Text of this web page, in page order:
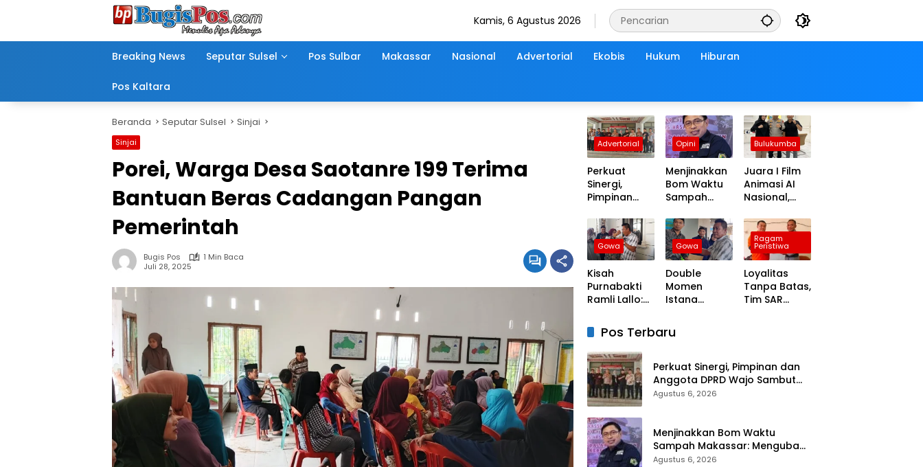
Kamis, 6 Agustus 2026
Breaking News Seputar Sulsel Pos Sulbar Makassar Nasional Advertorial Ekobis Hukum Hiburan
Pos Kaltara
Beranda Seputar Sulsel Sinjai
Sinjai
Porei, Warga Desa Saotanre 199 Terima
Bantuan Beras Cadangan Pangan
Pemerintah
Bugis Pos
1 Min Baca
Juli 28, 2025
Advertorial
Perkuat
Sinergi,
Pimpinan
DPRD Wajo
Sambut
Hangat
Kunjungan
Silaturahmi
Kapolres
Wajo yang
Opini
Menjinakkan
Bom Waktu
Sampah
Mengubah
Kepanikan
Publik
Menjadi
Revolusi
Berbasis RT
Bulukumba
Juara I Film
Animasi AI
Nasional,
Matahari
Dapat ki
Tauwwa
Apresiasi
Dari
Kapolres
Bulukumba
Gowa
Kisah
Purnabakti
Ramli Lallo:
Pengabdian
dengan Pintu
Sedekah
Gowa
Double
Momen
Istana
Ultah ke-58
Ditandai Aksi
Berbagi
Rumah
Ragam
Peristiwa
Loyalitas
Tanpa Batas,
Tim SAR
atas
Evakuasi ATR
Pos Terbaru
Perkuat Sinergi, Pimpinan dan
Anggota DPRD Wajo Sambut
Hangat Kunjungan Silaturahmi
Agustus 6, 2026
Menjinakkan Bom Waktu
Sampah Makassar: Mengubah
Kepanikan Publik Menjadi
Agustus 6, 2026